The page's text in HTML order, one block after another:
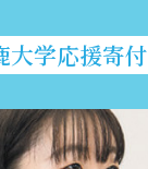
大学応援寄付